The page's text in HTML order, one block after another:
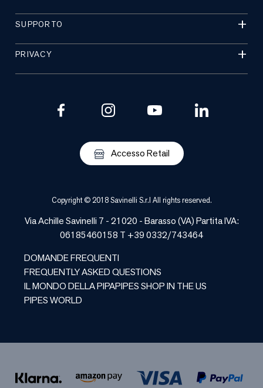
SUPPORTO
PRIVACY
Accesso Retail
Copyright © 2018 Savinelli S.r.l All rights reserved.
Via Achille Savinelli 7 - 21020 -Barasso(VA) Partita IVA:
06185460158 T +39 0332/743464
DOMANDE FREQUENTI
FREQUENTLY ASKED QUESTIONS
IL MONDO DELLA PIPAPIPES SHOP IN THE US
PIPES WORLD